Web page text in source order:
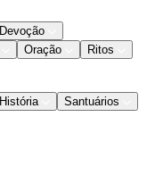
Devoção
Oração
Ritos
História
Santuários